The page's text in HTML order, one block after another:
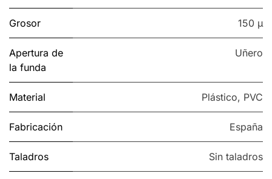
Grosor 150 µ
Apertura de
la funda
Uñero
Material Plástico, PVC
Fabricación España
Taladros Sin taladros